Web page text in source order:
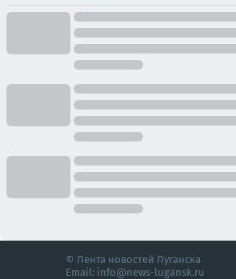
© Лента новостей Луганска
Email: info@news-lugansk.ru